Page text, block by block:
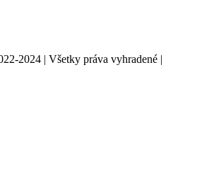
2024 | Všetky práva vyhradené |